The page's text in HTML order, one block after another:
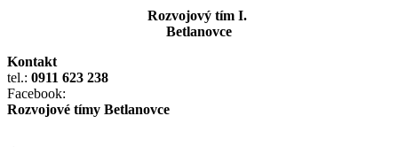
Rozvojový tím I.
Betlanovce
Kontakt
tel.: 0911 623 238
Facebook:
Rozvojové tímy Betlanovce